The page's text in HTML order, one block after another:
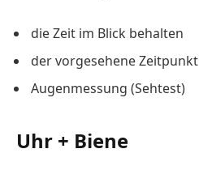
die Zeit im Blick behalten
der vorgesehene Zeitpunkt
Augenmessung (Sehtest)
Uhr + Biene